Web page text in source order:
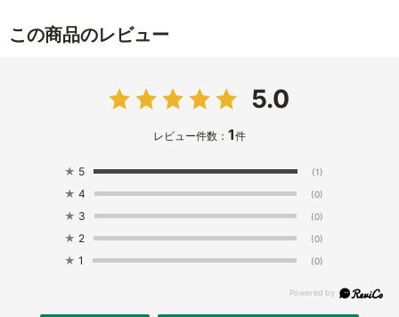
この商品のレビュー
5.0
レビュー件数： 1件
★ 5 (1)
★ 4 (0)
★ 3 (0)
★ 2 (0)
★ 1 (0)